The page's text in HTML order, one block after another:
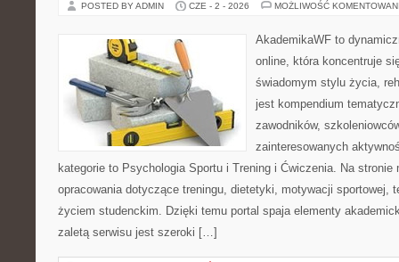
POSTED BY ADMIN CZE - 2 - 2026 MOŻLIWOŚĆ
AkademikaWF to
online, która koncentruje
świadomym stylu życia,
jest kompendium
zawodników,
zainteresowanych
kategorie to Psychologia Sportu i Trening i Ćwiczenia. Na stronie
opracowania dotyczące treningu, dietetyki, motywacji sportowej,
życiem studenckim. Dzięki temu portal spaja elementy
zaletą serwisu jest szeroki […]